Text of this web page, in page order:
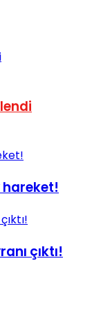
hareket!
çıktı!